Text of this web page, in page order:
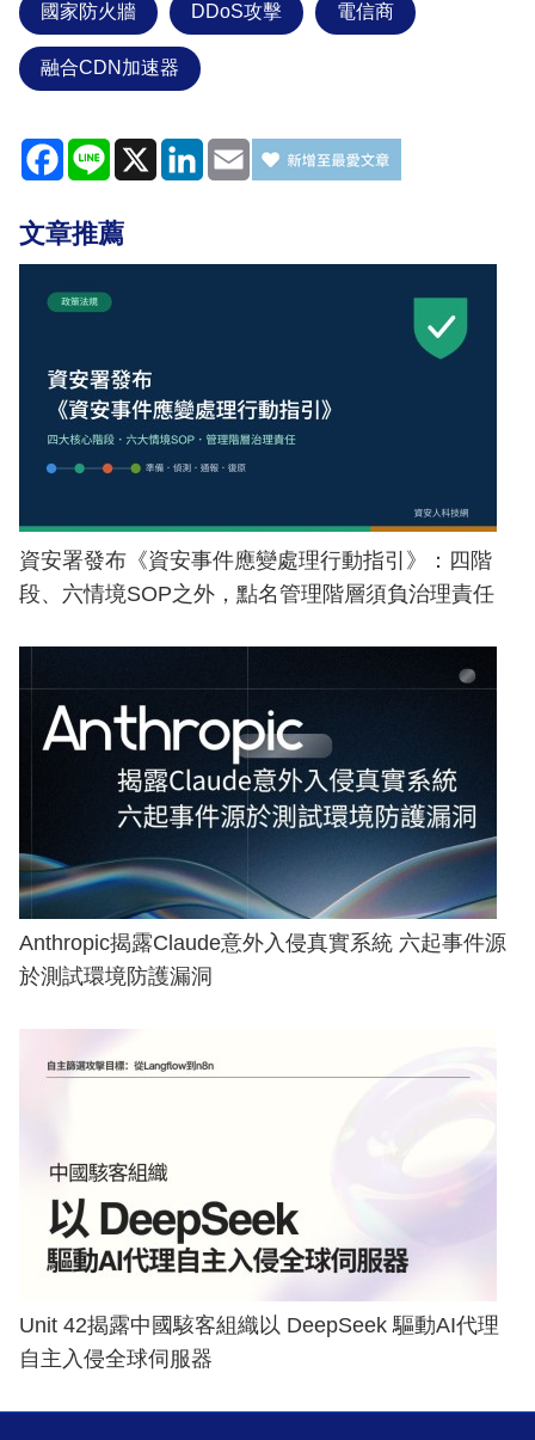
國家防火牆 DDoS攻擊 電信商
融合CDN加速器
Facebook
Line X LinkedIn
Email
文章推薦
資安署發布《資安事件應變處理行動指引》：四階
段、六情境SOP之外，點名管理階層須負治理責任
Anthropic揭露Claude意外入侵真實系統 六起事件源
於測試環境防護漏洞
Unit 42揭露中國駭客組織以 DeepSeek 驅動AI代理
自主入侵全球伺服器